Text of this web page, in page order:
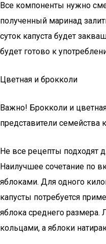
Все компоненты нужно
полученный маринад
суток капуста будет
будет готово к
Цветная и брокколи
Важно! Брокколи и
представители семейства
Не все рецепты подходят
Наилучшее сочетание по
яблоками. Для одного
капусты потребуется
яблока среднего размера.
кольцами, а яблоки